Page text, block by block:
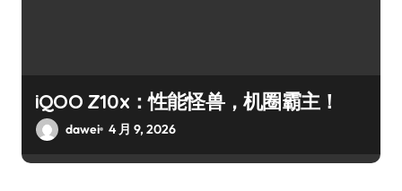
iQOO Z10x：性能怪兽，机圈霸主！
dawei 4 月 9, 2026